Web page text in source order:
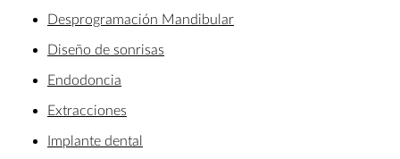
Desprogramación Mandibular
Diseño de sonrisas
Endodoncia
Extracciones
Implante dental